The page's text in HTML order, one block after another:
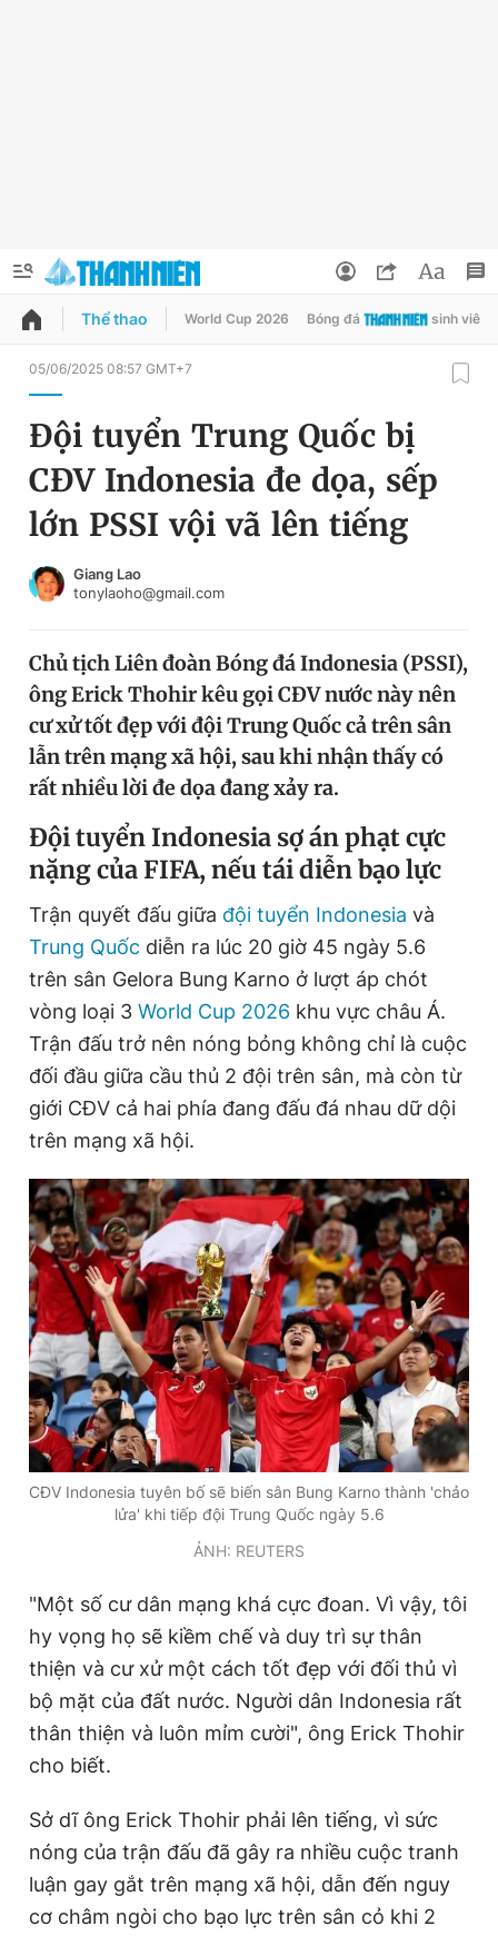
QUẢNG CÁO ĐẶT BÁO
Chuyên mục
Chuyên mục khác
Chào ngày mới
Video Magazine
Sản phẩm khác
Tiện ích Bạn cần biết
Thông tin tòa soạn Liên hệ quảng cáo
Đọc Thanh Niên trên điện thoại
Theo dõi báo trên
Hotline
0906 645 777
Liên hệ quảng cáo
0908 780 404
Đặt báo Quảng cáo RSS Tòa soạn Chính sách bảo
Tổng biên tập: Nguyễn Ngọc Toàn
Phó tổng biên tập thường trực: Hải Thành
Phó tổng biên tập: Lâm Hiếu Dũng
Phó tổng biên tập: Trần Việt Hưng
Tổng thư ký tòa soạn: Đức Trung
Giấy phép xuất bản số 110/GP - BTTTT cấp ngày 24.3.2020
chép dưới mọi hình thức nếu không có sự chấp thuận bằng văn
Đổi mật khẩu
Tin đã lưu
Đăng xuất
Thể thao World Cup 2026 Bóng đá sinh viên
05/06/2025 08:57 GMT+7
Đội tuyển Trung Quốc bị
CĐV Indonesia đe dọa, sếp
lớn PSSI vội vã lên tiếng
Giang Lao
tonylaoho@gmail.com
Chủ tịch Liên đoàn Bóng đá Indonesia (PSSI),
ông Erick Thohir kêu gọi CĐV nước này nên
cư xử tốt đẹp với đội Trung Quốc cả trên sân
lẫn trên mạng xã hội, sau khi nhận thấy có
rất nhiều lời đe dọa đang xảy ra.
Đội tuyển Indonesia sợ án phạt cực
nặng của FIFA, nếu tái diễn bạo lực
Trận quyết đấu giữa đội tuyển Indonesia và
Trung Quốc diễn ra lúc 20 giờ 45 ngày 5.6
trên sân Gelora Bung Karno ở lượt áp chót
vòng loại 3 World Cup 2026 khu vực châu Á.
Trận đấu trở nên nóng bỏng không chỉ là cuộc
đối đầu giữa cầu thủ 2 đội trên sân, mà còn từ
giới CĐV cả hai phía đang đấu đá nhau dữ dội
trên mạng xã hội.
CĐV Indonesia tuyên bố sẽ biến sân Bung Karno thành 'chảo
lửa' khi tiếp đội Trung Quốc ngày 5.6
ẢNH: REUTERS
"Một số cư dân mạng khá cực đoan. Vì vậy, tôi
hy vọng họ sẽ kiềm chế và duy trì sự thân
thiện và cư xử một cách tốt đẹp với đối thủ vì
bộ mặt của đất nước. Người dân Indonesia rất
thân thiện và luôn mỉm cười", ông Erick Thohir
cho biết.
Sở dĩ ông Erick Thohir phải lên tiếng, vì sức
nóng của trận đấu đã gây ra nhiều cuộc tranh
luận gay gắt trên mạng xã hội, dẫn đến nguy
cơ châm ngòi cho bạo lực trên sân cỏ khi 2